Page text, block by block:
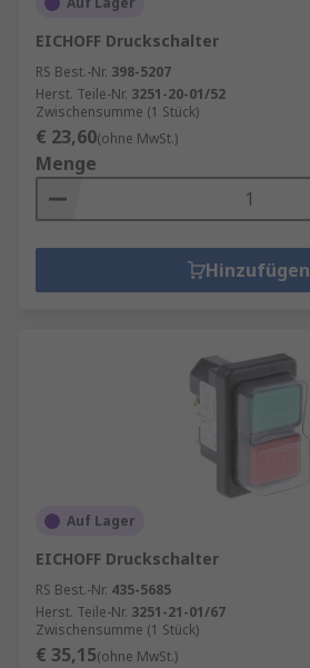
EICHOFF Druckschalter
RS Best.-Nr. 398-5207
Herst. Teile-Nr. 3251-20-01/52
Zwischensumme (1 Stück)
€ 23,60(ohne MwSt.)
Menge
Hinzufügen
Auf Lager
EICHOFF Druckschalter
RS Best.-Nr. 435-5685
Herst. Teile-Nr. 3251-21-01/67
Zwischensumme (1 Stück)
€ 35,15(ohne MwSt.)